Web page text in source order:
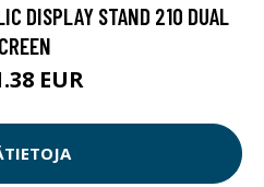
DISPLAY STAND 210 DUAL
EUR